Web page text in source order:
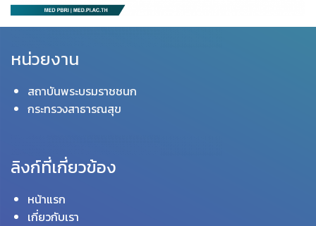
หน่วยงาน
สถาบันพระบรมราชชนก
กระทรวงสาธารณสุข
ลิงก์ที่เกี่ยวข้อง
หน้าแรก
เกี่ยวกับเรา